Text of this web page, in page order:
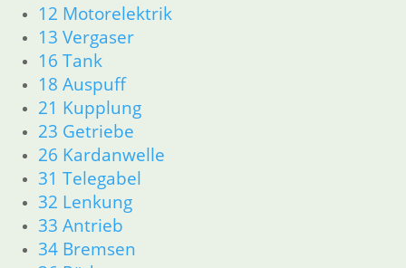
12 Motorelektrik
13 Vergaser
16 Tank
18 Auspuff
21 Kupplung
23 Getriebe
26 Kardanwelle
31 Telegabel
32 Lenkung
33 Antrieb
34 Bremsen
Information
Impressum
AGB
Datenschutzerklärung
Zahlung und Lieferung
Cookie-Richtlinie (EU)
Widerrufsbelehrung
Vertrag widerrufen
Teilesuche und Referenzummern